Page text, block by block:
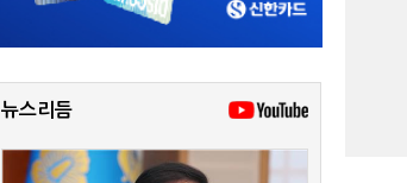
뉴스리듬